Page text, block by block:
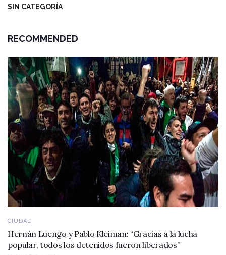
SIN CATEGORÍA
RECOMMENDED
CIUDAD
Hernán Luengo y Pablo Kleiman: “Gracias a la lucha
popular, todos los detenidos fueron liberados”